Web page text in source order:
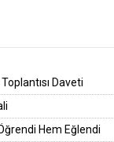
Daveti
Hem Eğlendi